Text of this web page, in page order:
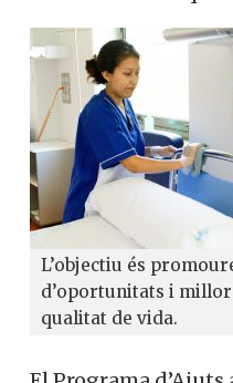
L’objectiu és
d’oportunitats i
qualitat de vida.